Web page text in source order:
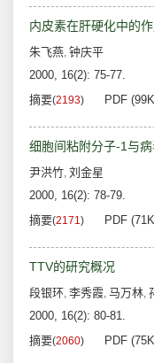
内皮素在肝硬化中的作
朱飞燕, 钟庆平
2000, 16(2): 75-77.
摘要(2193) PDF
细胞间粘附分子-1与
尹洪竹, 刘金星
2000, 16(2): 78-79.
摘要(2171) PDF
TTV的研究概况
段银环, 李秀霞, 马万林,
2000, 16(2): 80-81.
摘要(2060) PDF